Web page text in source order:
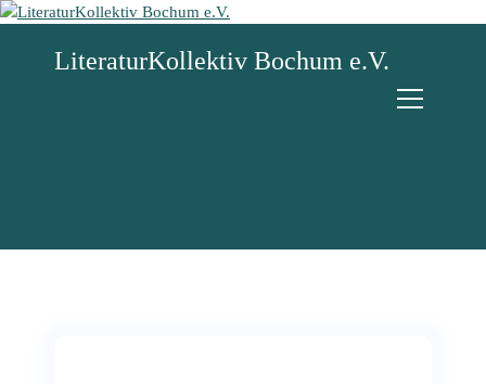
Z
p
LiteraturKollektiv Bochum e.V.